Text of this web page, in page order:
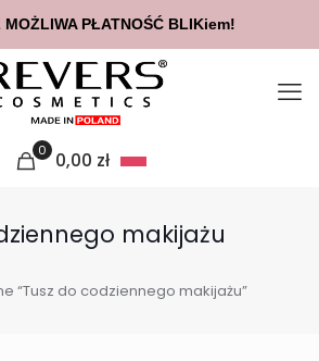
0 0,00 zł
makijażu
“Tusz do codziennego makijażu”
MOŻLIWA PŁATNOŚĆ BLIKiem!